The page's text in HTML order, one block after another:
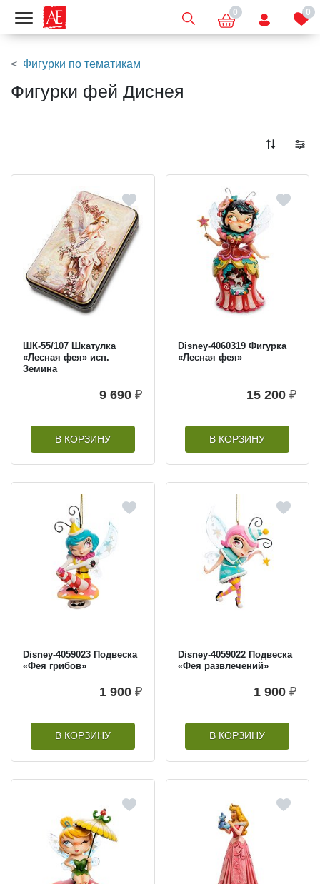
Показать меню 0 0
Фигурки по тематикам
Фигурки фей Диснея
ШК-55/107 Шкатулка
«Лесная фея» исп.
Земина
9 690 ₽
В КОРЗИНУ
Disney-4060319 Фигурка
«Лесная фея»
15 200 ₽
В КОРЗИНУ
Disney-4059023 Подвеска
«Фея грибов»
1 900 ₽
В КОРЗИНУ
Disney-4059022 Подвеска
«Фея развлечений»
1 900 ₽
В КОРЗИНУ